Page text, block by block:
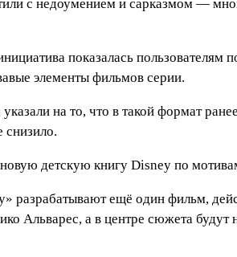
с недоумением и сарказмом —
показалась
элементы фильмов серии.
на то, что в такой формат
снизило.
разрабатывают ещё один фильм,
Альварес, а в центре сюжета будут